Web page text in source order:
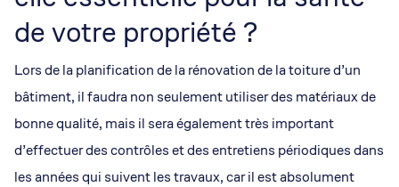
de votre propriété ?
Lors de la planification de la rénovation de la toiture d’un
bâtiment, il faudra non seulement utiliser des matériaux de
bonne qualité, mais il sera également très important
d’effectuer des contrôles et des entretiens périodiques dans
les années qui suivent les travaux, car il est absolument